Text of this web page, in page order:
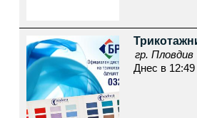
гр. Пловдив
Днес в 12:49